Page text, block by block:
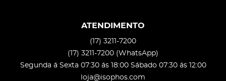
ATENDIMENTO
(17) 3211-7200
(17) 3211-7200 (WhatsApp)
Segunda á Sexta 07:30 ás 18:00 Sábado 07:30 ás 12:00
loja@isophos.com